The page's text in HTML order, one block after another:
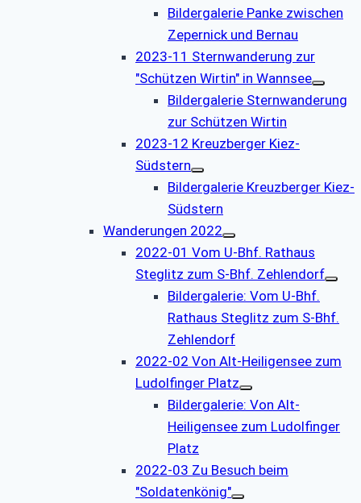
Bildergalerie Panke zwischen
Zepernick und Bernau
2023-11 Sternwanderung zur
"Schützen Wirtin" in Wannsee
Bildergalerie Sternwanderung
zur Schützen Wirtin
2023-12 Kreuzberger Kiez-
Südstern
Bildergalerie Kreuzberger Kiez-
Südstern
Wanderungen 2022
2022-01 Vom U-Bhf. Rathaus
Steglitz zum S-Bhf. Zehlendorf
Bildergalerie: Vom U-Bhf.
Rathaus Steglitz zum S-Bhf.
Zehlendorf
2022-02 Von Alt-Heiligensee zum
Ludolfinger Platz
Bildergalerie: Von Alt-
Heiligensee zum Ludolfinger
Platz
2022-03 Zu Besuch beim
"Soldatenkönig"